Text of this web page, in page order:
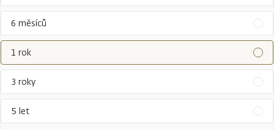
6 měsíců
1 rok
3 roky
5 let